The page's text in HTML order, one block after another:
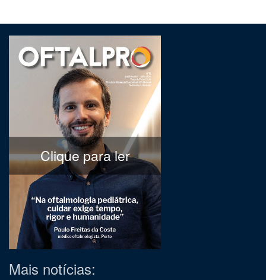
Clique para ler
Mais notícias: